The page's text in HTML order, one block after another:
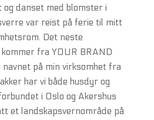
og danset med blomster i
var reist på ferie til mitt
Det neste
fra YOUR BRAND
på min virksomhet fra
har vi både husdyr og
i Oslo og Akershus
et landskapsvernområde på